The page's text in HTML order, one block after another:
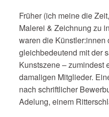
Früher (ich meine die
Malerei & Zeichnung zu
waren die Künstler:innen
gleichbedeutend mit der
Kunstszene – zumindest
damaligen Mitglieder.
nach schriftlicher
Adelung, einem